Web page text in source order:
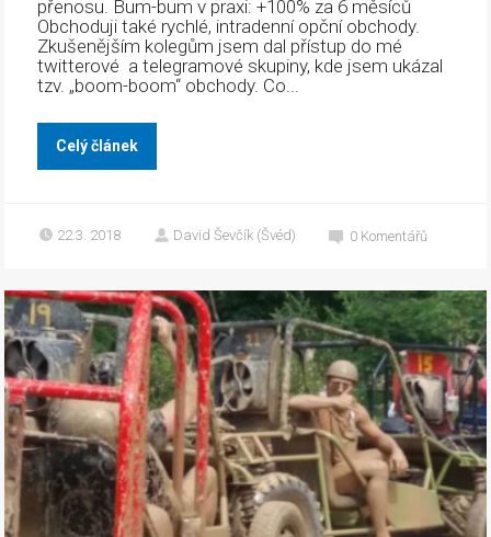
přenosu. Bum-bum v praxi: +100% za 6 měsíců
Obchoduji také rychlé, intradenní opční obchody.
Zkušenějším kolegům jsem dal přístup do mé
twitterové a telegramové skupiny, kde jsem ukázal
tzv. „boom-boom“ obchody. Co...
Celý článek
22.3. 2018 David Ševčík (Švéd) 0 Komentářů